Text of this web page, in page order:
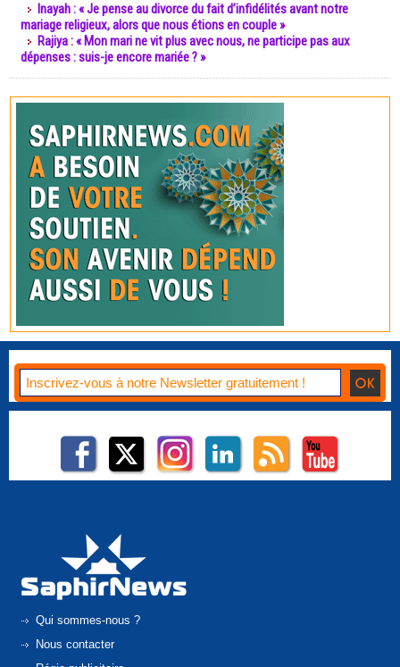
Inayah : « Je pense au divorce du fait d’infidélités avant notre
mariage religieux, alors que nous étions en couple »
Rajiya : « Mon mari ne vit plus avec nous, ne participe pas aux
dépenses : suis-je encore mariée ? »
Qui sommes-nous ?
Nous contacter